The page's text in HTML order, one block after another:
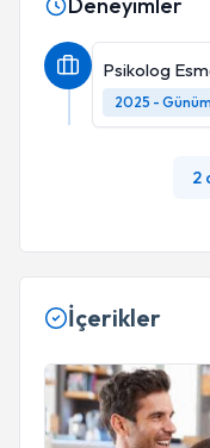
Psikolog
2025 -
2
İçerikler
Ebeveyn